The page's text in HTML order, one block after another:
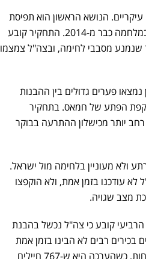
הנושא הראשון הוא תפיסת
הקונספציה, איך המודיעין הישראלי פספס את ההכנות של חמאס לפתוח במלחמה כבר מ-2014. התחקיר קובע
שנמנע מסבבי לחימה, ובצה"ל צמצמו
פערים גדולים בין ההבנות
הפתע של חמאס. בתחקיר
יותר מכישלון ההתרעה בבוקר
ולא מעוניין בלחימה מול ישראל.
עודכנו בזמן אמת, ולא הוקפצו
מצב שגויה.
קובע כי צה"ל נכשל בהבנת
רבים לא הבינו בזמן אמת
שההגנה סביב רצועת עזה קרס. מהתחקיר עולה פער קריטי בין כמות הכוחות, כשהערכה היא ש-767 חיילים